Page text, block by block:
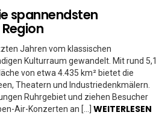
spannendsten
Jahren vom klassischen
Kulturraum gewandelt. Mit rund 5,1
von etwa 4.435 km² bietet die
Theatern und Industriedenkmälern.
Ruhrgebiet und ziehen Besucher
Air-Konzerten an […] WEITERLESEN